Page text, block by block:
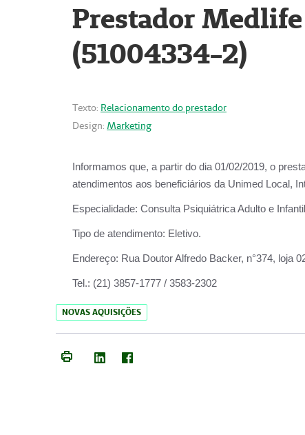
Prestador
(51004334-2)
Texto: Relacionamento do prestador
Design: Marketing
Informamos que, a partir do dia 01/02/2019, o
atendimentos aos beneficiários da Unimed Local,
Especialidade: Consulta Psiquiátrica Adulto e
Tipo de atendimento: Eletivo.
Endereço: Rua Doutor Alfredo Backer, n°374, loja
Tel.: (21) 3857-1777 / 3583-2302
NOVAS AQUISIÇÕES